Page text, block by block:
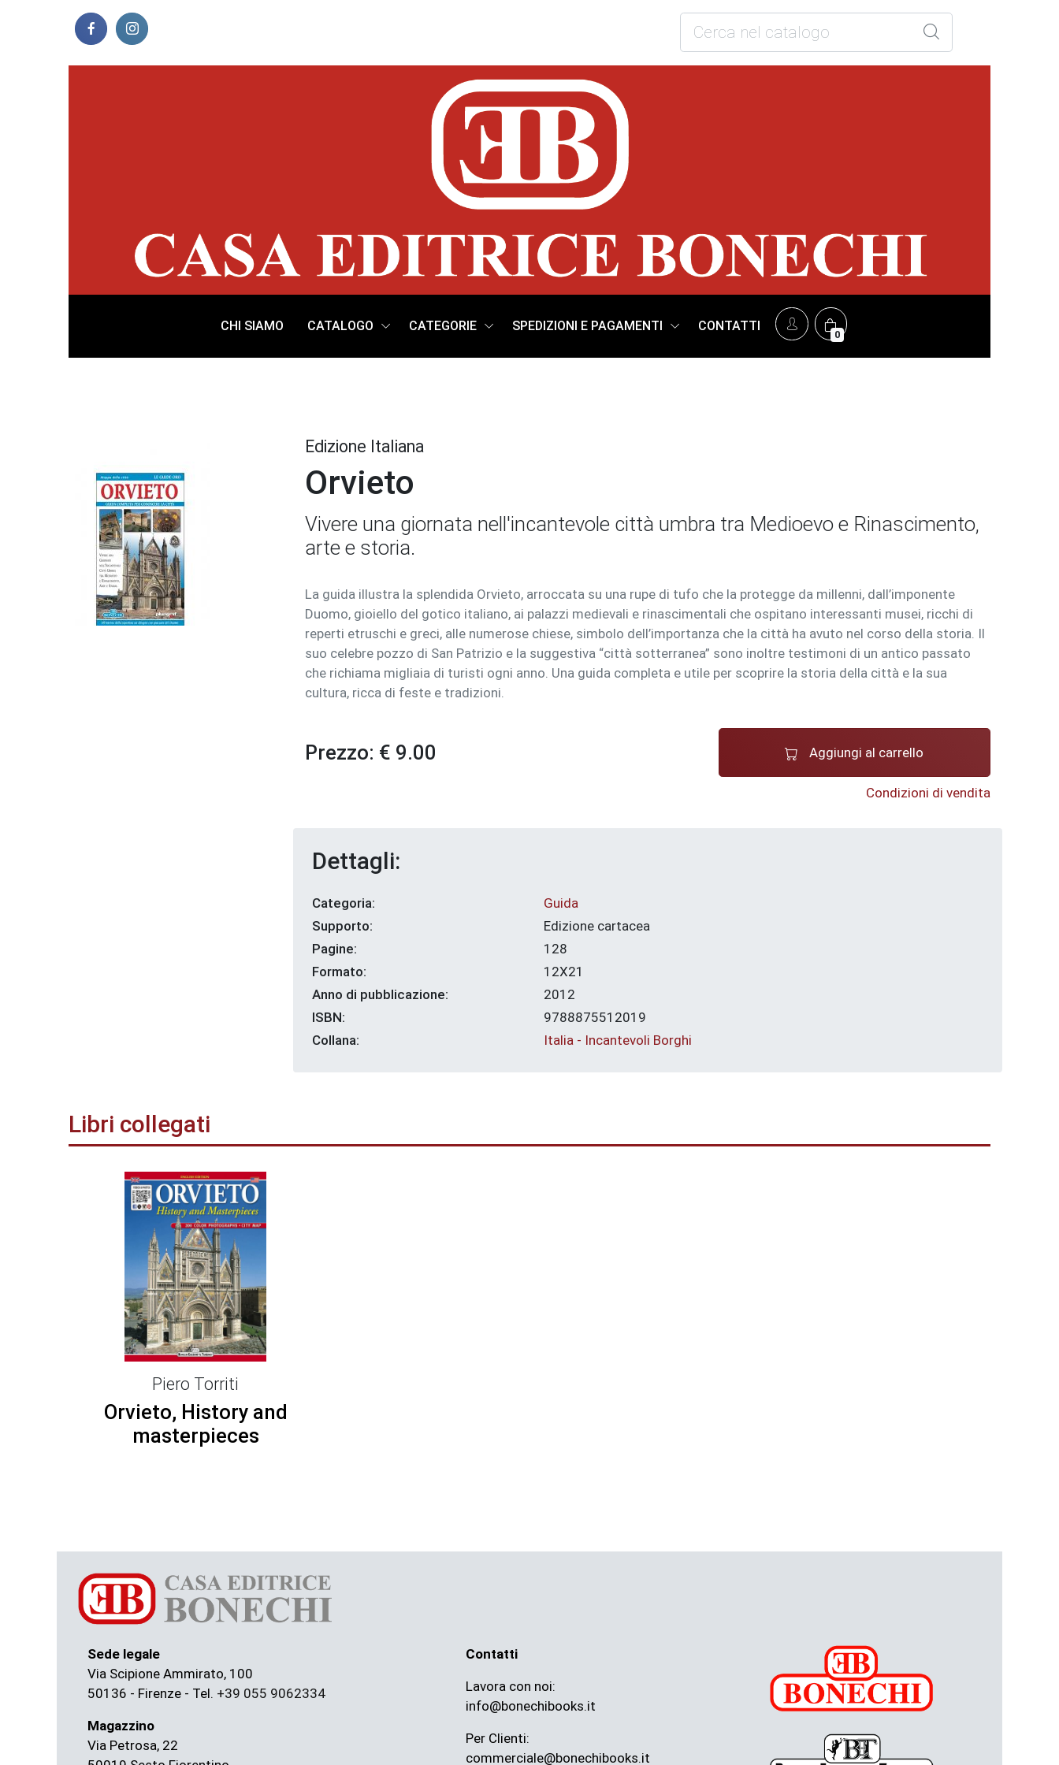
CHI SIAMO CATALOGO CATEGORIE SPEDIZIONI E PAGAMENTI CONTATTI
0
Edizione Italiana
Orvieto
Vivere una giornata nell'incantevole città umbra tra Medioevo e Rinascimento,
arte e storia.
La guida illustra la splendida Orvieto, arroccata su una rupe di tufo che la protegge da millenni, dall’imponente
Duomo, gioiello del gotico italiano, ai palazzi medievali e rinascimentali che ospitano interessanti musei, ricchi di
reperti etruschi e greci, alle numerose chiese, simbolo dell’importanza che la città ha avuto nel corso della storia. Il
suo celebre pozzo di San Patrizio e la suggestiva “città sotterranea” sono inoltre testimoni di un antico passato
che richiama migliaia di turisti ogni anno. Una guida completa e utile per scoprire la storia della città e la sua
cultura, ricca di feste e tradizioni.
Prezzo: € 9.00 Aggiungi al carrello
Condizioni di vendita
Dettagli:
Categoria:
Guida
Supporto:
Edizione cartacea
Pagine:
128
Formato:
12X21
Anno di pubblicazione:
2012
ISBN:
9788875512019
Collana:
Italia - Incantevoli Borghi
Libri collegati
Piero Torriti
Orvieto, History and
masterpieces
Sede legale
Via Scipione Ammirato, 100
50136 - Firenze - Tel. +39 055 9062334
Magazzino
Via Petrosa, 22
Contatti
Lavora con noi:
info@bonechibooks.it
Per Clienti:
commerciale@bonechibooks.it